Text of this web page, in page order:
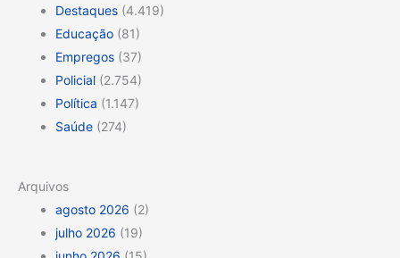
Destaques (4.419)
Educação (81)
Empregos (37)
Policial (2.754)
Política (1.147)
Saúde (274)
Arquivos
agosto 2026 (2)
julho 2026 (19)